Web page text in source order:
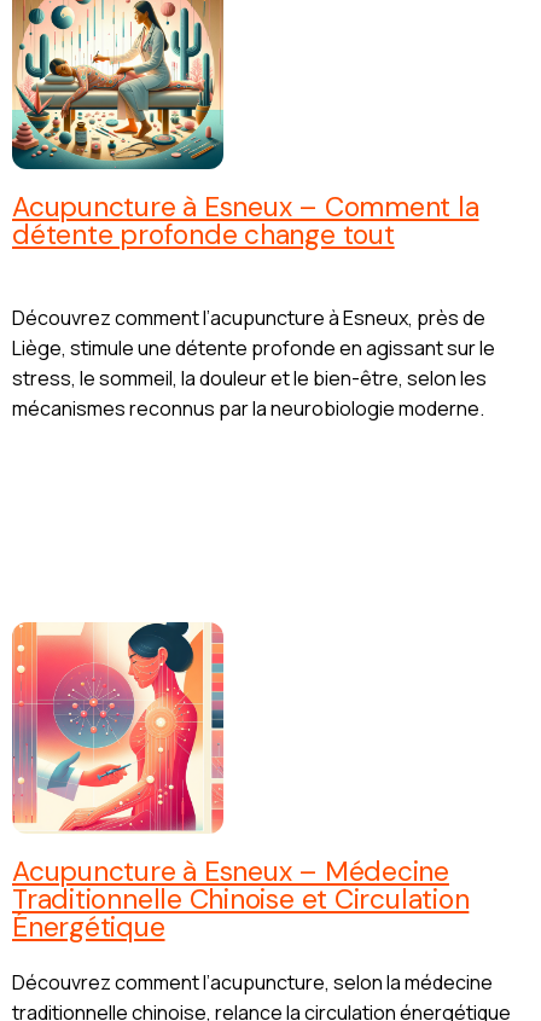
Acupuncture à Esneux – Comment la
détente profonde change tout
Découvrez comment l’acupuncture à Esneux, près de
Liège, stimule une détente profonde en agissant sur le
stress, le sommeil, la douleur et le bien-être, selon les
mécanismes reconnus par la neurobiologie moderne.
Acupuncture à Esneux – Médecine
Traditionnelle Chinoise et Circulation
Énergétique
Découvrez comment l’acupuncture, selon la médecine
traditionnelle chinoise, relance la circulation énergétique